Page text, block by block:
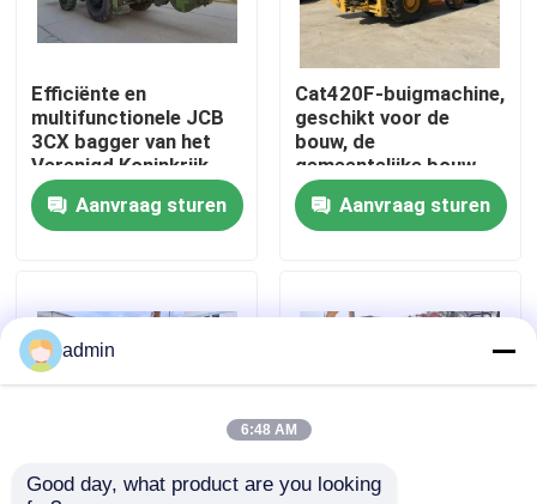
Over ons
Fabriekstocht
Kwaliteitscontrole
Vraag een offerte
Wegenbouwmachines
Gebruikte bouwmachines
Efficiënte en
multifunctionele JCB
3CX bagger van het
Verenigd Koninkrijk
Aanvraag sturen
Cat420F-buigmachine,
geschikt voor de
bouw, de
gemeentelijke bouw,
de landbouw
Aanvraag sturen
admin
6:48 AM
Good day, what product are you looking